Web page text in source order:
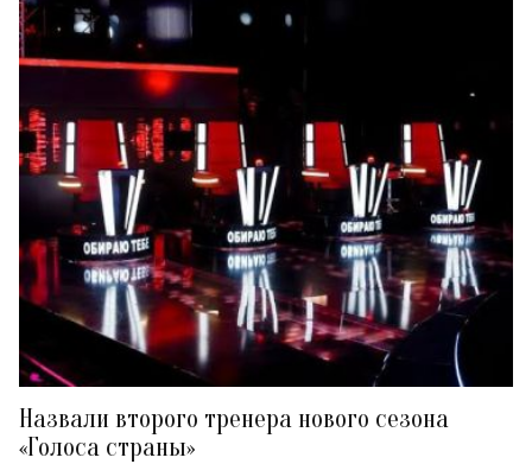
Назвали второго тренера нового сезона
«Голоса страны»